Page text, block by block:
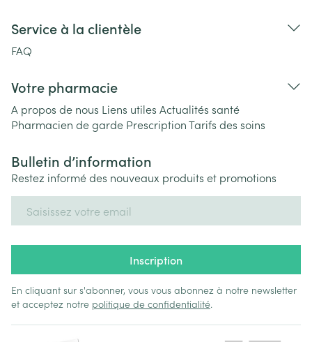
Service à la clientèle
FAQ
Votre pharmacie
A propos de nous Liens utiles Actualités santé
Pharmacien de garde PrescriptionTarifs des soins
Bulletin d’information
Restez informé des nouveaux produits et promotions
Inscription
En cliquant sur s'abonner, vous vous abonnez à notre newsletter
et acceptez notre politique de confidentialité.